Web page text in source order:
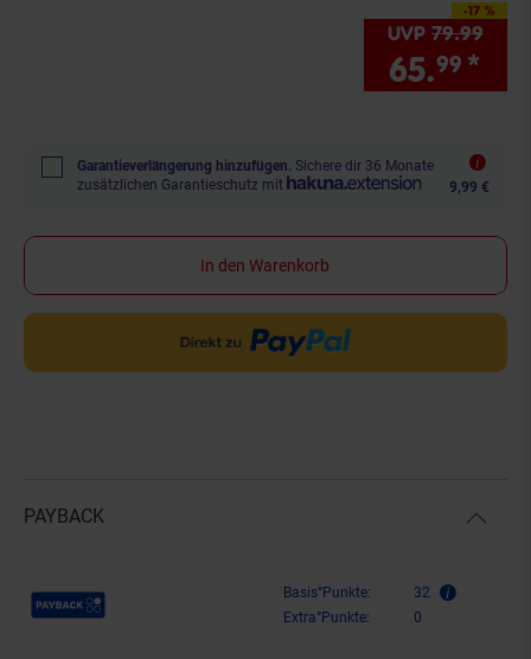
-17 %
Sie Sparen 17
UVP 79.99
65.99 *
Garantieverlängerung hinzufügen. Sichere dir 36 Monate
zusätzlichen Garantieschutz mit
9,99 €
In den Warenkorb
PAYBACK
Payback Punkte Basis°Punkte:
32
Extra°Punkte:
0